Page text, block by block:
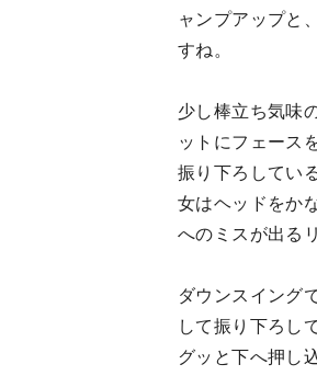
ャンプアップと
すね。
少し棒立ち気味
ットにフェース
振り下ろしてい
女はヘッドをか
へのミスが出る
ダウンスイング
して振り下ろし
グッと下へ押し